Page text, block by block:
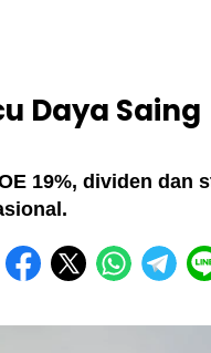
Daya Saing
19%, dividen dan